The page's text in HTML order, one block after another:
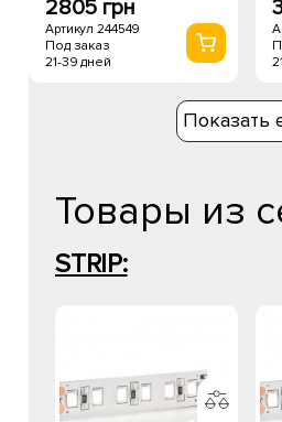
2805 грн
Артикул 244549
Под заказ
21-39 дней
Показать
Товары из
STRIP: